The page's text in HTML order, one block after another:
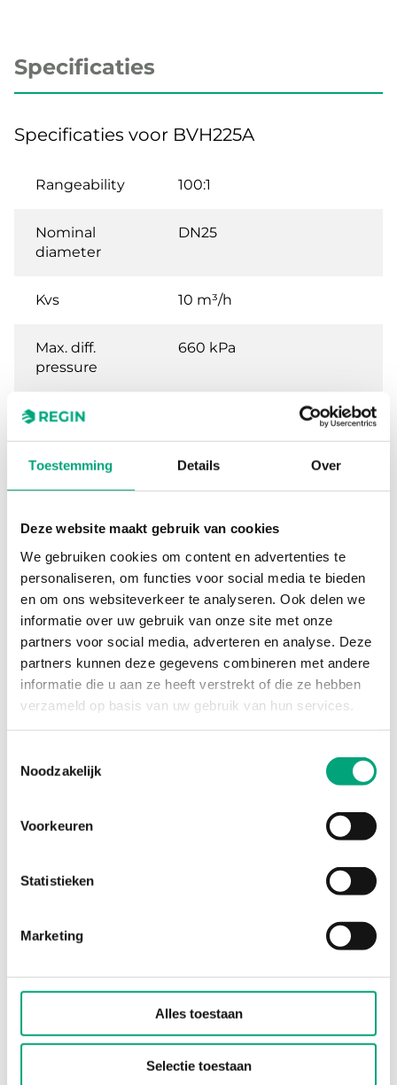
Toestemming Details Over
Deze website maakt gebruik van cookies
We gebruiken cookies om content en advertenties te
personaliseren, om functies voor social media te bieden
en om ons websiteverkeer te analyseren. Ook delen we
informatie over uw gebruik van onze site met onze
partners voor social media, adverteren en analyse. Deze
partners kunnen deze gegevens combineren met andere
informatie die u aan ze heeft verstrekt of die ze hebben
verzameld op basis van uw gebruik van hun services.
Noodzakelijk
Voorkeuren
Statistieken
Marketing
Alles toestaan
Selectie toestaan
Specificaties
Specificaties voor BVH225A
Rangeability 100:1
Nominal
diameter
DN25
Kvs 10 m³/h
Max. diff.
pressure
660 kPa
Connection
Media
-5…120 °C
Valve Type 2-Way
Actuator
RVAB4, DAN, DMN,
DAN..F, DMN..F
Specificaties voor BVH, Internally
Threaded 2/3-Way Ball Valves, DN15–50
Pressure
BSP internally threaded
characteristics
Hot water, Cold water,